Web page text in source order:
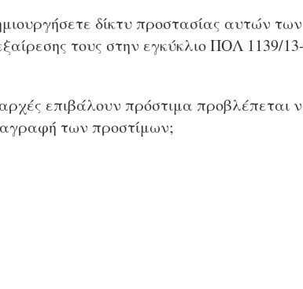
δίκτυ προστασίας αυτών των
τους στην εγκύκλιο ΠΟΛ 1139/
επιβάλουν πρόστιμα προβλέπεται
των προστίμων;